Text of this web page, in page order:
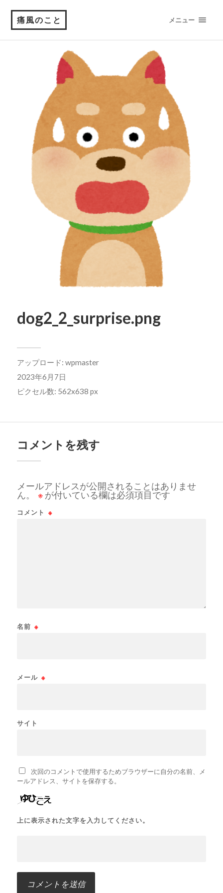
痛風のこと メニュー
dog2_2_surprise.png
アップロード: wpmaster
2023年6月7日
ピクセル数: 562x638 px
コメントを残す
メールアドレスが公開されることはありませ
ん。
※ が付いている欄は必須項目です
コメント ※
名前 ※
メール ※
サイト
次回のコメントで使用するためブラウザーに自分の名前、メ
ールアドレス、サイトを保存する。
上に表示された文字を入力してください。